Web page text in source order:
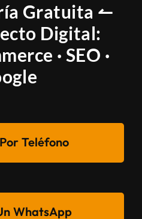
Gratuita ↼
Digital:
· SEO ·
Teléfono
WhatsApp